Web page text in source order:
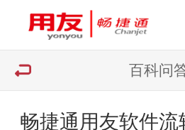
百科问
畅捷通用友软件流